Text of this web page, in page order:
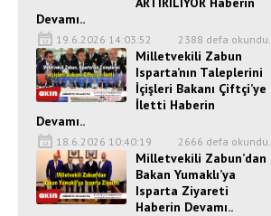
Devamı..
19.6.2026 14:03:52 2388 defa okundu.
Milletvekili Zabun
Isparta’nın Taleplerini
İçişleri Bakanı Çiftçi’ye
İletti Haberin
Devamı..
18.6.2026 10:40:19 2666 defa okundu.
Milletvekili Zabun’dan
Bakan Yumaklı’ya
Isparta Ziyareti
Haberin Devamı..